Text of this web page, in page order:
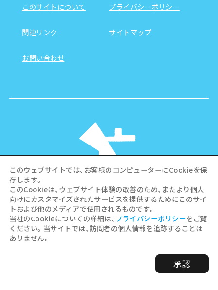
このサイトについて プライバシーポリシー
関連リンク サイトマップ
お問い合わせ
©Hiroshima Tourism Association /
Hiroshima Prefecture / Hiroshima City .
All rights reserved
このウェブサイトでは、お客様のコンピューターにCookieを保
存します。
このCookieは、ウェブサイト体験の改善のため、またより個人
向けにカスタマイズされたサービスを提供するためにこのサイ
トおよび他のメディアで使用されるものです。
当社のCookieについての詳細は、 プライバシーポリシーをご覧
ください。当サイトでは、訪問者の個人情報を追跡することは
ありません。
承認